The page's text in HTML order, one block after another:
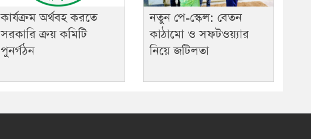
কার্যক্রম অর্থবহ করতে
সরকারি ক্রয় কমিটি
পুনর্গঠন
নতুন পে-স্কেল: বেতন
কাঠামো ও সফটওয়্যার
নিয়ে জটিলতা